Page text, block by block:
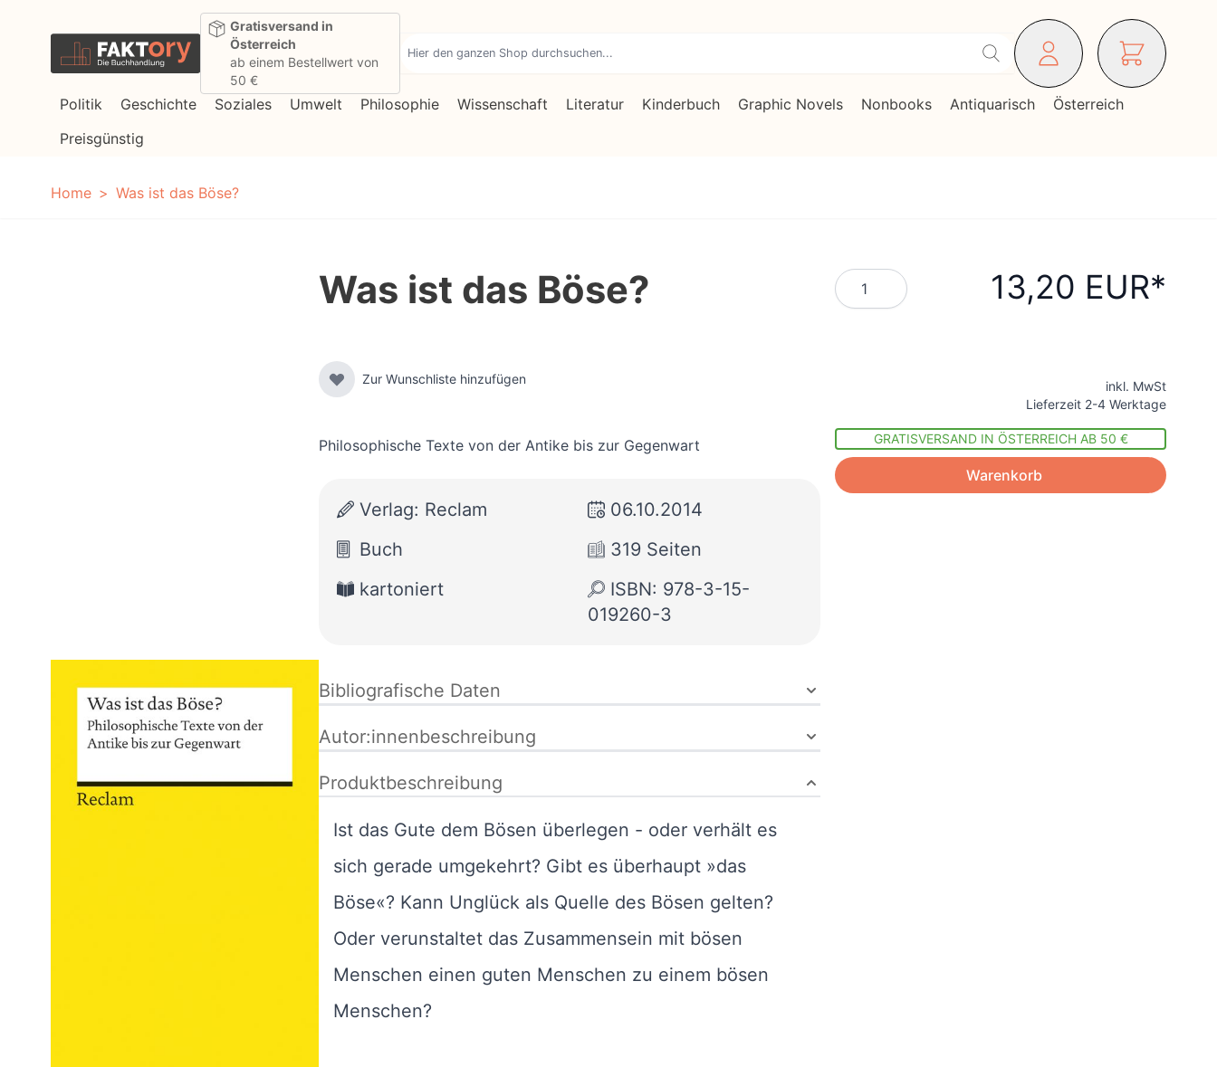
Gratisversand in
Österreich
ab einem Bestellwert von
50 €
Politik Geschichte Soziales Umwelt Philosophie Wissenschaft Literatur Kinderbuch Graphic Novels Nonbooks Antiquarisch
Österreich
Preisgünstig
Home Was ist das Böse?
Was ist das Böse?
Zur Wunschliste hinzufügen
Philosophische Texte von der Antike bis zur Gegenwart
Verlag: Reclam
06.10.2014
Buch
319 Seiten
kartoniert
ISBN: 978-3-15-
019260-3
Bibliografische Daten
Autor:innenbeschreibung
Produktbeschreibung
Ist das Gute dem Bösen überlegen - oder verhält es
sich gerade umgekehrt? Gibt es überhaupt »das
Böse«? Kann Unglück als Quelle des Bösen gelten?
Oder verunstaltet das Zusammensein mit bösen
Menschen einen guten Menschen zu einem bösen
Menschen?
Menge 13,20 EUR
inkl. MwSt
Lieferzeit 2-4 Werktage
GRATISVERSAND IN ÖSTERREICH AB 50 €
Warenkorb